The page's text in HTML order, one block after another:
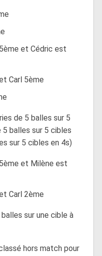
et Cédric est
Carl 5ème
de 5 balles sur 5
5 balles sur 5 cibles
sur 5 cibles en 4s)
et Milène est
Carl 2ème
sur une cible à
hors match pour